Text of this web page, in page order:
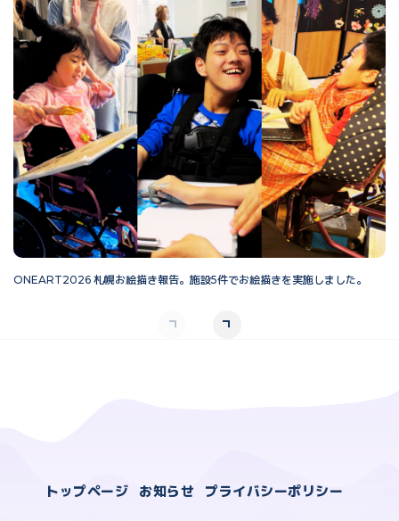
ONEART2026 札幌お絵描き報告。施設5件でお絵描きを実施しました。
トップページ お知らせ プライバシーポリシー